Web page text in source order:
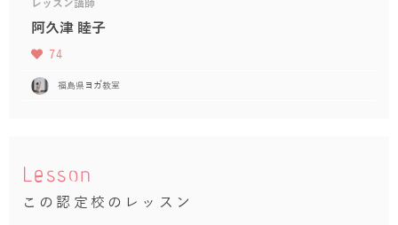
阿久津 睦子
74
福島県ヨガ教室
Lesson
この認定校のレッスン